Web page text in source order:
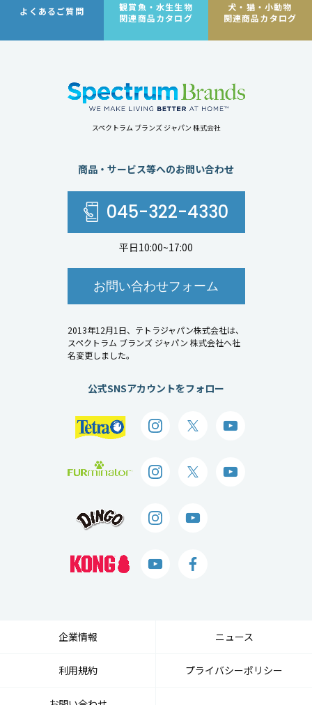
よくあるご質問
観賞魚・水生生物
関連商品カタログ
犬・猫・小動物
関連商品カタログ
スペクトラム ブランズ ジャパン 株式会社
商品・サービス等へのお問い合わせ
045-322-4330
平日10:00~17:00
お問い合わせフォーム
2013年12月1日、テトラジャパン株式会社は、
スペクトラム ブランズ ジャパン 株式会社へ社
名変更しました。
公式SNSアカウントをフォロー
企業情報 ニュース
利用規約 プライバシーポリシー